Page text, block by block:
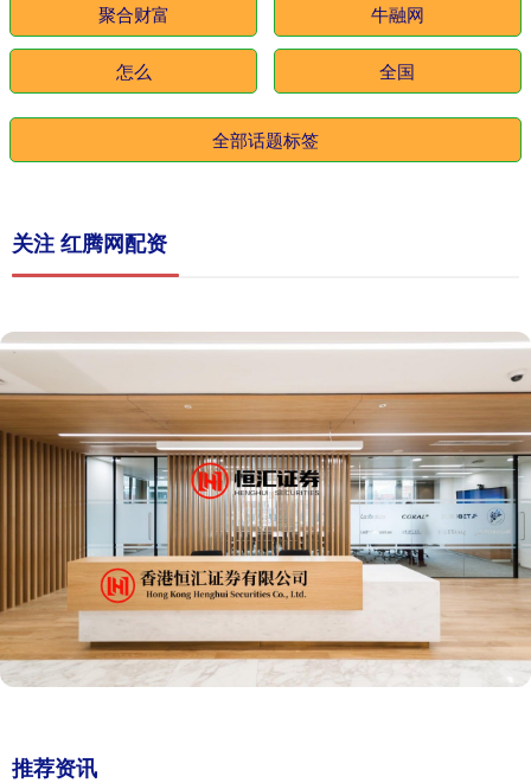
聚合财富 牛融网
怎么 全国
全部话题标签
关注 红腾网配资
推荐资讯